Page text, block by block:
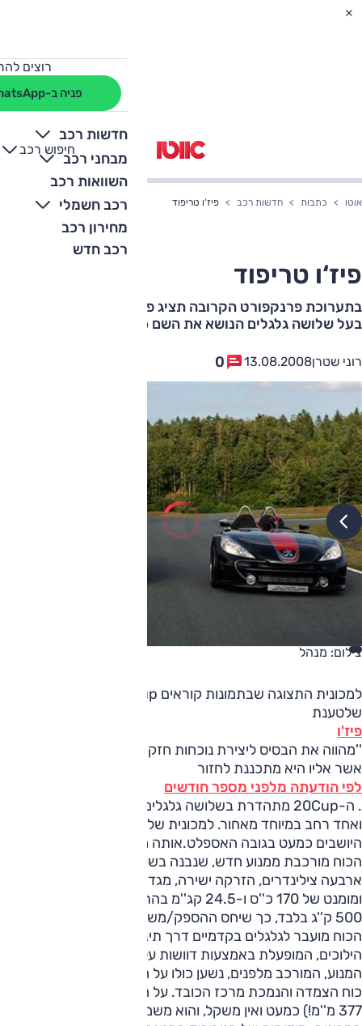
רוצים
פניה ב-WhatsApp
חדשות רכב
מבחני רכב
השוואות רכב
רכב חשמלי
מחירון רכב
רכב חדש
חיפוש רכב
+
-
אוטו כתבות חדשות רכב פיז‘ו טריפוד
פיז‘ו טריפוד
בתערוכת פרנקפורט הקרובה תציג פיז‘ו תלת-רגל – קונספט
בעל שלושה גלגלים הנושא את השם 20Cup
רוני שטרן13.08.2008
0
צילום: מנהל
שלטענת
פיז'ו
''מהווה את הבסיס ליצירת נוכחות חזקה על מסלול המרוצים'',
אשר אליו היא מתכננת לחזור
לפי הודעתה מלפני מספר חודשים
. ה-20Cup מתהדרת בשלושה גלגלים בלבד, שניים מלפנים
ואחד רחב במיוחד מאחור. למכונית שלדה מקרבון ומקום לשניים,
היושבים כמעט בגובה האספלט.אותה מכונית, שני צבעיםיחידת
הכוח מורכבת ממנוע חדש, שנבנה בשותפות עם חברת ב.מ.וו, לו
ארבעה צילינדרים, הזרקה ישירה, מגדש טורבו ונתוני הספק
ומומנט של 170 כ''ס ו-24.5 קג''מ בהתאמה. משקל המכונית
500 ק''ג בלבד, כך שיחס ההספק/משקל שלה מרשים ביותר.
הכוח מועבר לגלגלים בקדמיים דרך תיבה סיקוונסיאלית בת ששה
הילוכים, המופעלת באמצעות דוושות על גבי ההגה. משקל
המנוע, המורכב מלפנים, נשען כולו על הגלגלים הקדמיים, ליצירת
כוח הצמדה והנמכת מרכז הכובד. על הגלגל האחורי (ברוחב
377 מ''מ!) כמעט ואין משקל, והוא משמש אך ורק להפניית